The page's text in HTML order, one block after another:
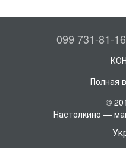
099 731-81-16
Полная
©
Настолкино —